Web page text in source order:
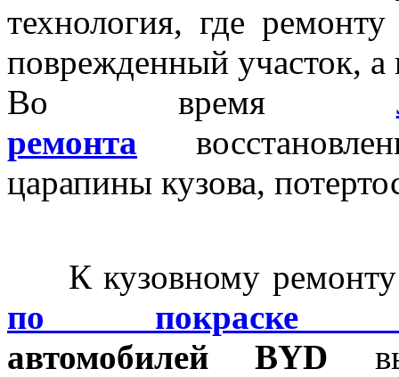
технология, где ремонту
поврежденный участок, а
Во время
ремонта
царапины кузова,
К кузовному
по покраске
автомобилейBYD